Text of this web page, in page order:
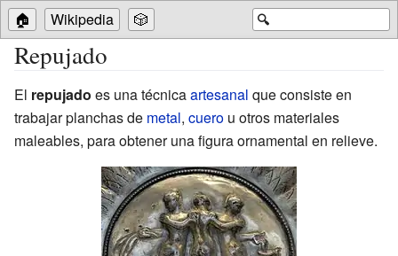
🔍
🏠 Wikipedia 🎲
Repujado
El repujado es una técnicaartesanal que consiste en
trabajar planchas de metal, cuero u otros materiales
maleables, para obtener una figura ornamental en relieve.